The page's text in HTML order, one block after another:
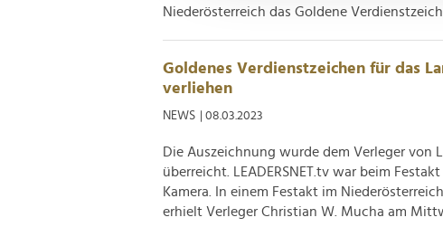
Website an unsere Partner für
Niederösterreich das Goldene
Goldenes Verdienstzeichen für das
verliehen
NEWS | 08.03.2023
Die Auszeichnung wurde dem Verleger von
überreicht. LEADERSNET.tv war beim
Kamera. In einem Festakt im
erhielt Verleger Christian W. Mucha am